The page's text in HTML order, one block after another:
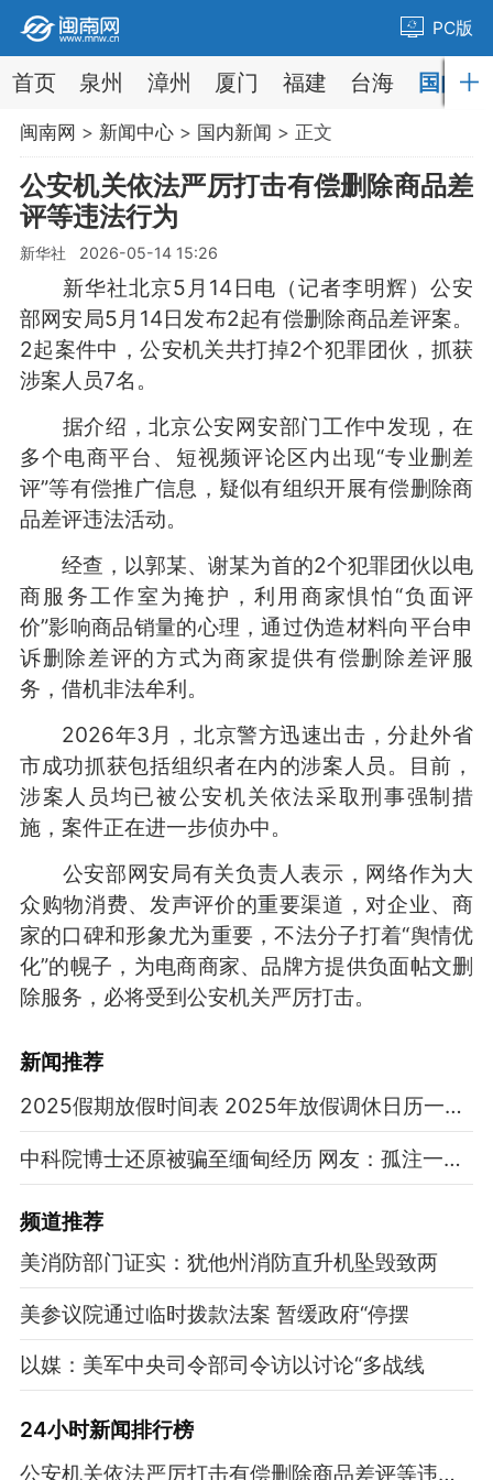
PC版
首页 泉州 漳州 厦门 福建 台海 国内
闽南网 > 新闻中心> 国内新闻 > 正文
公安机关依法严厉打击有偿删除商品差
评等违法行为
新华社 2026-05-14 15:26
新华社北京5月14日电（记者李明辉）公安
部网安局5月14日发布2起有偿删除商品差评案。
2起案件中，公安机关共打掉2个犯罪团伙，抓获
涉案人员7名。
据介绍，北京公安网安部门工作中发现，在
多个电商平台、短视频评论区内出现“专业删差
评”等有偿推广信息，疑似有组织开展有偿删除商
品差评违法活动。
经查，以郭某、谢某为首的2个犯罪团伙以电
商服务工作室为掩护，利用商家惧怕“负面评
价”影响商品销量的心理，通过伪造材料向平台申
诉删除差评的方式为商家提供有偿删除差评服
务，借机非法牟利。
2026年3月，北京警方迅速出击，分赴外省
市成功抓获包括组织者在内的涉案人员。目前，
涉案人员均已被公安机关依法采取刑事强制措
施，案件正在进一步侦办中。
公安部网安局有关负责人表示，网络作为大
众购物消费、发声评价的重要渠道，对企业、商
家的口碑和形象尤为重要，不法分子打着“舆情优
化”的幌子，为电商商家、品牌方提供负面帖文删
除服务，必将受到公安机关严厉打击。
新闻推荐
2025假期放假时间表 2025年放假调休日历一览表
中科院博士还原被骗至缅甸经历 网友：孤注一掷现实版
频道推荐
美消防部门证实：犹他州消防直升机坠毁致两
美参议院通过临时拨款法案 暂缓政府“停摆
以媒：美军中央司令部司令访以讨论“多战线
24小时新闻排行榜
公安机关依法严厉打击有偿删除商品差评等违法行为